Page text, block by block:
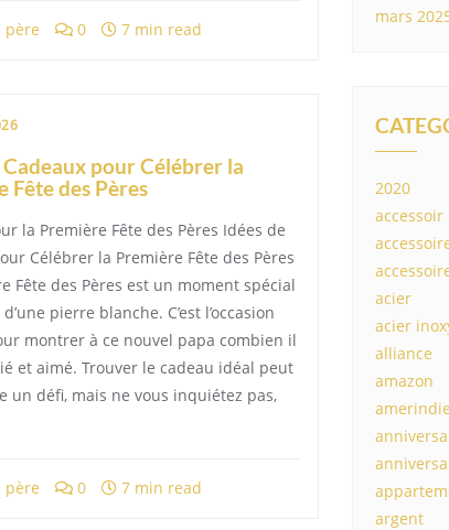
père 0 7 min read
Cadeaux pour Célébrer la
Fête des Pères
la Première Fête des Pères Idées de
Célébrer la Première Fête des Pères
Fête des Pères est un moment spécial
pierre blanche. C’est l’occasion
montrer à ce nouvel papa combien il
et aimé. Trouver le cadeau idéal peut
un défi, mais ne vous inquiétez pas,
père 0 7 min read
mars
2020
accessoir
acier
acier
alliance
amazon
argent